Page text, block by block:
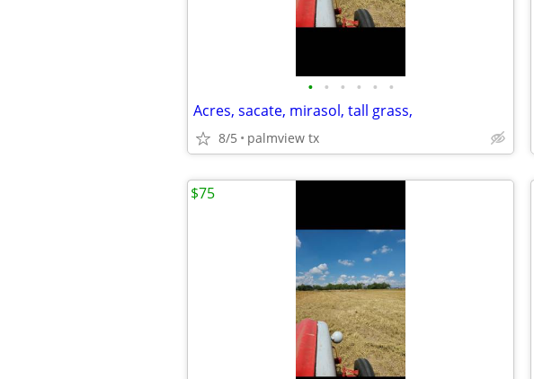
• • • • • •
Acres, sacate, mirasol, tall grass,
8/5 palmview tx
$75